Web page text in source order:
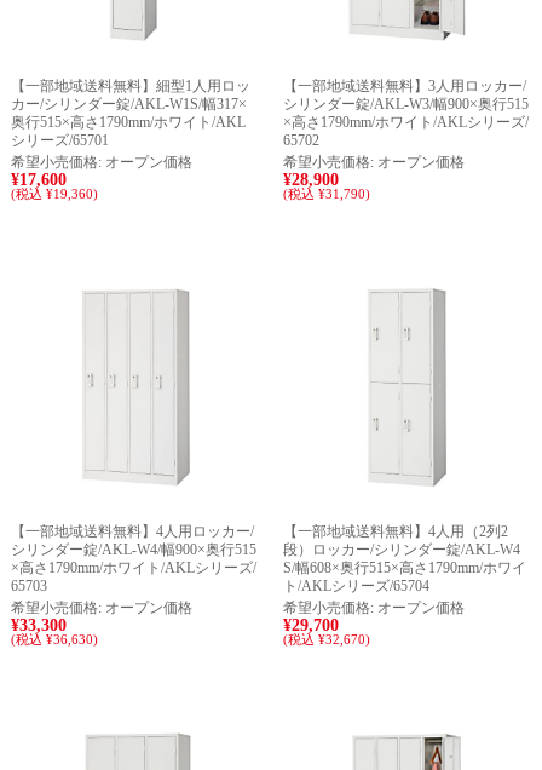
【一部地域送料無料】細型1人用ロッ
カー/シリンダー錠/AKL-W1S/幅317×
奥行515×高さ1790mm/ホワイト/AKL
シリーズ/65701
希望小売価格: オープン価格
¥17,600
(税込 ¥19,360)
【一部地域送料無料】3人用ロッカー/
シリンダー錠/AKL-W3/幅900×奥行515
×高さ1790mm/ホワイト/AKLシリーズ/
65702
希望小売価格: オープン価格
¥28,900
(税込 ¥31,790)
【一部地域送料無料】4人用ロッカー/
シリンダー錠/AKL-W4/幅900×奥行515
×高さ1790mm/ホワイト/AKLシリーズ/
65703
希望小売価格: オープン価格
¥33,300
(税込 ¥36,630)
【一部地域送料無料】4人用（2列2
段）ロッカー/シリンダー錠/AKL-W4
S/幅608×奥行515×高さ1790mm/ホワイ
ト/AKLシリーズ/65704
希望小売価格: オープン価格
¥29,700
(税込 ¥32,670)